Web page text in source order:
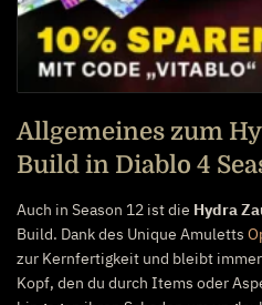
Allgemeines zum
Build in Diablo 4
Auch in Season 12 ist die Hydra
Build. Dank des Unique Amuletts
zur Kernfertigkeit und bleibt
Kopf, den du durch Items oder